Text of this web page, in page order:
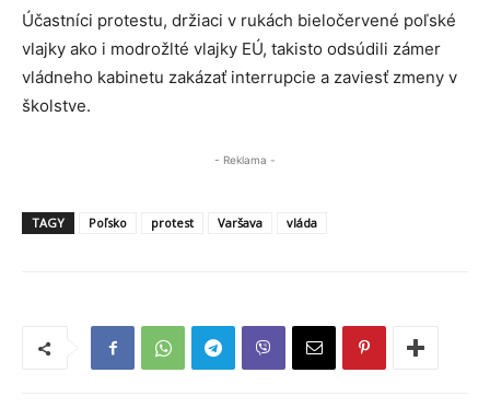
Účastníci protestu, držiaci v rukách bieločervené poľské
vlajky ako i modrožlté vlajky EÚ, takisto odsúdili zámer
vládneho kabinetu zakázať interrupcie a zaviesť zmeny v
školstve.
- Reklama -
TAGY Poľsko protest Varšava vláda